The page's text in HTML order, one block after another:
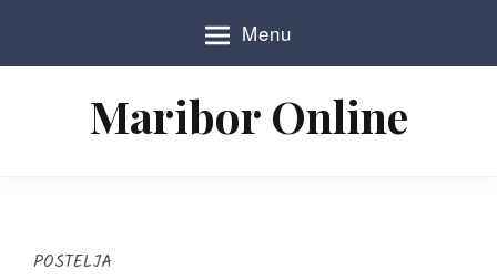
Menu
Maribor Online
POSTELJA